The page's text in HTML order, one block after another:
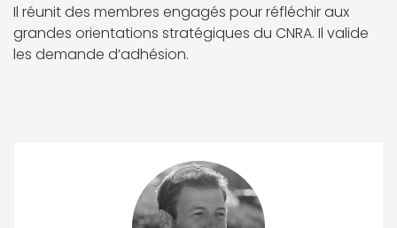
Il réunit des membres engagés pour réfléchir aux
grandes orientations stratégiques du CNRA. Il valide
les demande d’adhésion.